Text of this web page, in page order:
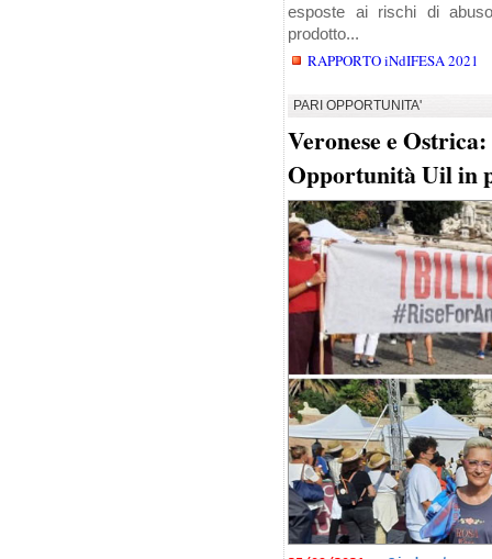
esposte ai rischi di
prodotto...
RAPPORTO iNdIFESA 2021
PARI OPPORTUNITA'
Veronese e
Opportunità Uil in